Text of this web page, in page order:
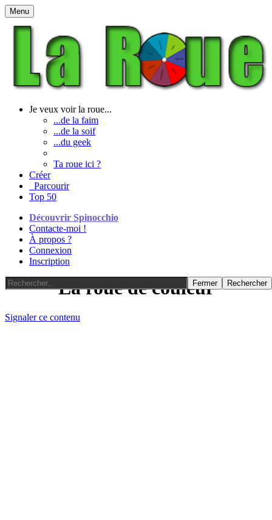
Menu
Je veux voir la roue...
...de la faim
...de la soif
...du geek
Ta roue ici ?
Créer
Parcourir
Top 50
Découvrir Spinocchio
Contacte-moi !
À propos ?
Connexion
Inscription
Fermer Rechercher
La roue de couleur
Signaler ce contenu